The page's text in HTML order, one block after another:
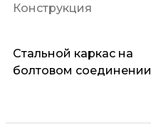
Конструкция
Стальной каркас на
болтовом соединении